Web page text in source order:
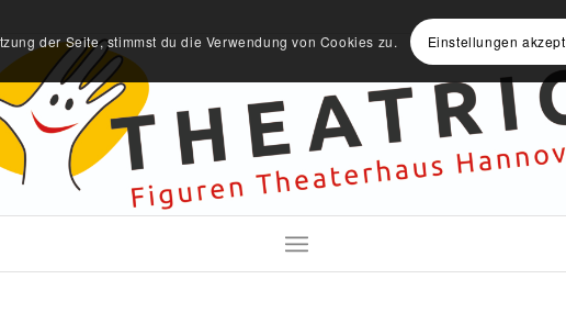
der Seite, stimmst du die Verwendung von Cookies zu. Einstellungen